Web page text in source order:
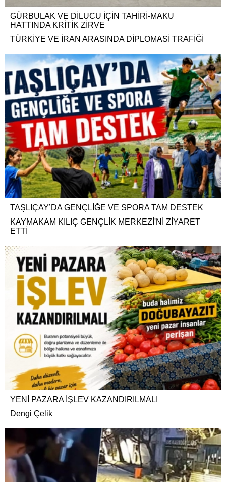
GÜRBULAK VE DİLUCU İÇİN TAHİRİ-MAKU
HATTINDA KRİTİK ZİRVE
TÜRKİYE VE İRAN ARASINDA DİPLOMASİ TRAFİĞİ
TAŞLIÇAY’DA GENÇLİĞE VE SPORA TAM DESTEK
KAYMAKAM KILIÇ GENÇLİK MERKEZİ'Nİ ZİYARET
ETTİ
YENİ PAZARA İŞLEV KAZANDIRILMALI
Dengi Çelik